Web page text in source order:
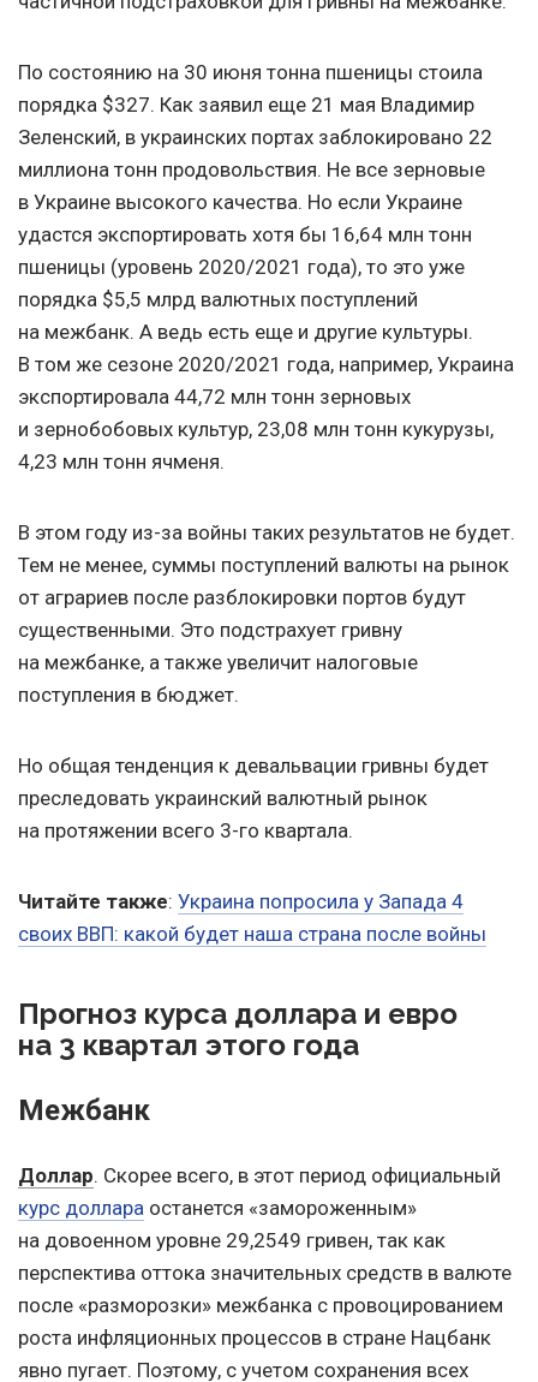
По состоянию на 30 июня тонна пшеницы стоила
порядка $327. Как заявил еще 21 мая Владимир
Зеленский, в украинских портах заблокировано 22
миллиона тонн продовольствия. Не все зерновые
в Украине высокого качества. Но если Украине
удастся экспортировать хотя бы 16,64 млн тонн
пшеницы (уровень 2020/2021 года), то это уже
порядка $5,5 млрд валютных поступлений
на межбанк. А ведь есть еще и другие культуры.
В том же сезоне 2020/2021 года, например, Украина
экспортировала 44,72 млн тонн зерновых
и зернобобовых культур, 23,08 млн тонн кукурузы,
4,23 млн тонн ячменя.
В этом году из-за войны таких результатов не будет.
Тем не менее, суммы поступлений валюты на рынок
от аграриев после разблокировки портов будут
существенными. Это подстрахует гривну
на межбанке, а также увеличит налоговые
поступления в бюджет.
Но общая тенденция к девальвации гривны будет
преследовать украинский валютный рынок
на протяжении всего 3-го квартала.
Читайте также: Украина попросила у Запада 4
своих ВВП: какой будет наша страна после войны
Прогноз курса доллара и евро
на 3 квартал этого года
Межбанк
Доллар. Скорее всего, в этот период официальный
курс доллара останется «замороженным»
на довоенном уровне 29,2549 гривен, так как
перспектива оттока значительных средств в валюте
после «разморозки» межбанка с провоцированием
роста инфляционных процессов в стране Нацбанк
явно пугает. Поэтому, с учетом сохранения всех